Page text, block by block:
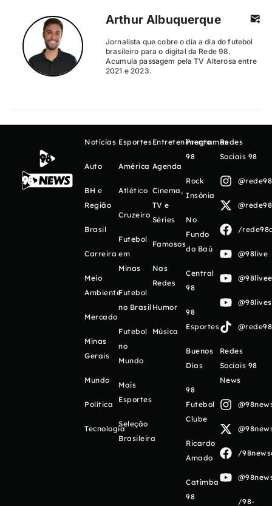
Arthur Albuquerque
Jornalista que cobre o dia a dia do futebol
brasileiro para o digital da Rede 98.
Acumula passagem pela TV Alterosa entre
2021 e 2023.
Notícias
Auto
BH e
Região
Brasil
Carreira
Meio
Ambiente
Mercado
Minas
Gerais
Mundo
Política
Tecnologia
Esportes
América
Atlético
Cruzeiro
Futebol
em
Minas
Futebol
no Brasil
Futebol
no
Mundo
Mais
Esportes
Seleção
Brasileira
Entretenimento
Agenda
Cinema,
TV e
Séries
Famosos
Nas
Redes
Humor
Música
Programas
98
Rock
Insônia
No
Fundo
do Baú
Central
98
98
Esportes
Buenos
Días
98
Futebol
Clube
Ricardo
Amado
Catimba
98
Redes
Sociais 98
/
@98live
Redes
Sociais 98
News
/
/98-